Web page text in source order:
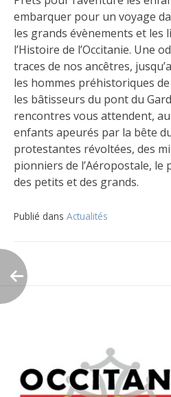
embarquer pour un voyage
les grands évènements et les
l’Histoire de l’Occitanie. Une
traces de nos ancêtres,
les hommes préhistoriques
les bâtisseurs du pont du
rencontres vous attendent, au
enfants apeurés par la bête
protestantes révoltées, des
pionniers de l’Aéropostale, le
des petits et des grands.
Publié dans Actualités
de
l’article